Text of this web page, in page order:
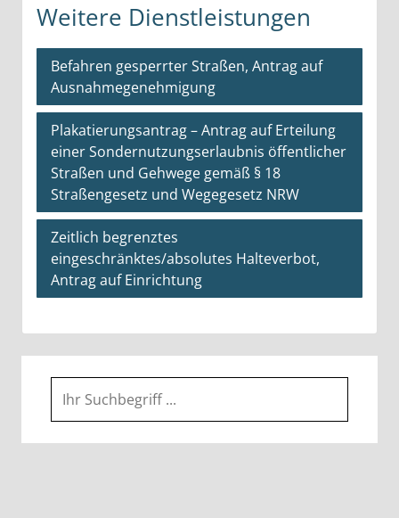
Weitere Dienstleistungen
Befahren gesperrter Straßen, Antrag auf
Ausnahmegenehmigung
Plakatierungsantrag – Antrag auf Erteilung
einer Sondernutzungserlaubnis öffentlicher
Straßen und Gehwege gemäß § 18
Straßengesetz und Wegegesetz NRW
Zeitlich begrenztes
eingeschränktes/absolutes Halteverbot,
Antrag auf Einrichtung
Suche